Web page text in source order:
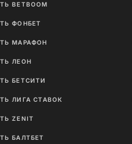
BETBOOM
ФОНБЕТ
МАРАФОН
ЛЕОН
БЕТСИТИ
ЛИГА СТАВОК
ZENIT
БАЛТБЕТ